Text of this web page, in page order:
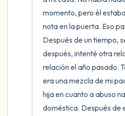
momento, pero él
nota en la puerta. Eso
Después de un tiempo,
después, intenté otra
relación el año pasado.
era una mezcla de mi
hija en cuanto a abuso
doméstica. Después de